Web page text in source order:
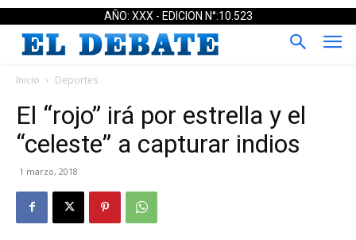
AÑO: XXX - EDICION N°:10.523
Inicio Deportes
El “rojo” irá por estrella y el
“celeste” a capturar indios
1 marzo, 2018